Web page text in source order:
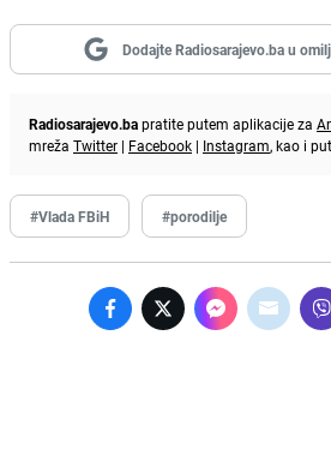
Dodajte Radiosarajevo.ba u
Radiosarajevo.bapratite putem aplikacije za
mreža Twitter | Facebook | Instagram, kao i
#Vlada FBiH #porodilje